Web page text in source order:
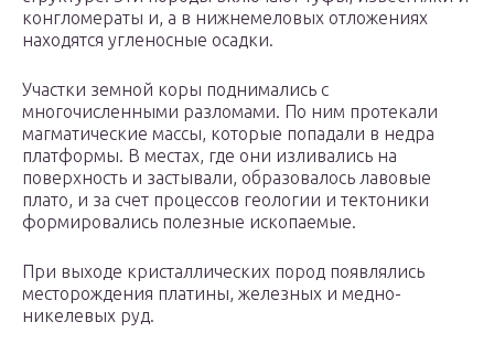
конгломераты и, а в нижнемеловых отложениях
находятся угленосные осадки.
Участки земной коры поднимались с
многочисленными разломами. По ним протекали
магматические массы, которые попадали в недра
платформы. В местах, где они изливались на
поверхность и застывали, образовалось лавовые
плато, и за счет процессов геологии и тектоники
формировались полезные ископаемые.
При выходе кристаллических пород появлялись
месторождения платины, железных и медно-
никелевых руд.